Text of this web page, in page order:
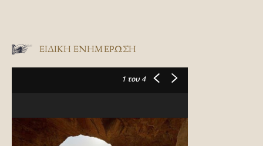
ΕΙΔΙΚΉ ΕΝΗΜΈΡΩΣΗ
1 του 4